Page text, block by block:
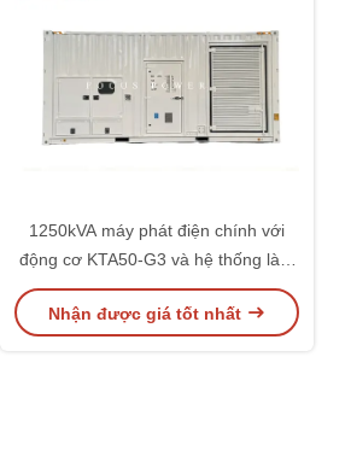
1250kVA máy phát điện chính với
động cơ KTA50-G3 và hệ thống làm
mát bằng nước cho khai thác mỏ
Nhận được giá tốt nhất